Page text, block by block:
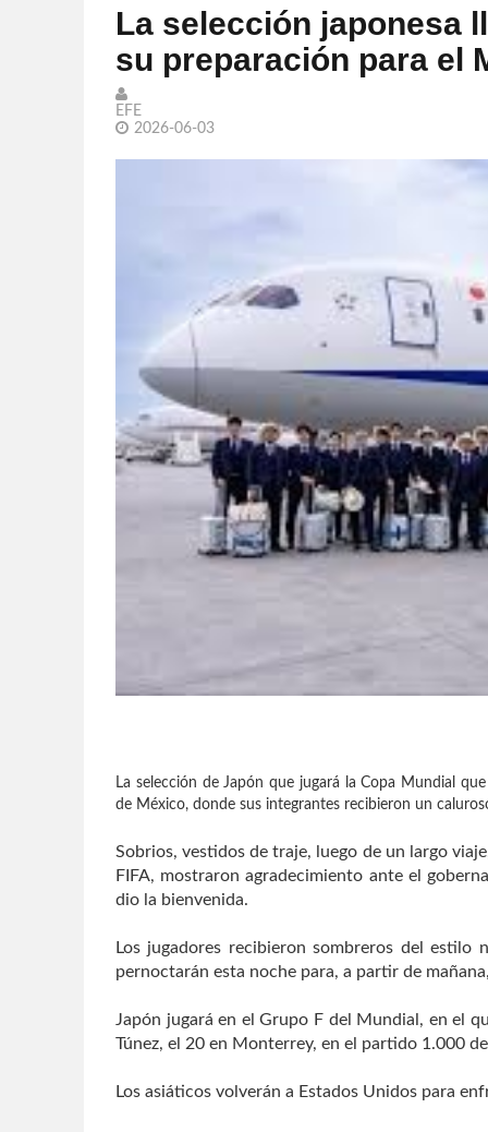
Bravos da la cara por la
Shakira descansa en
La selección japonesa
su preparación para el
EFE
2026-06-03
La selección de Japón que jugará la Copa Mundial
de México, donde sus integrantes recibieron un
Sobrios, vestidos de traje, luego de un largo
FIFA, mostraron agradecimiento ante el
dio la bienvenida.
Los jugadores recibieron sombreros del
pernoctarán esta noche para, a partir de
Japón jugará en el Grupo F del Mundial, en el
Túnez, el 20 en Monterrey, en el partido 1.000
Los asiáticos volverán a Estados Unidos para